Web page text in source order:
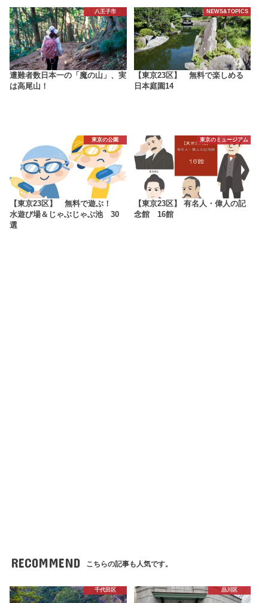
八王子市
遭難者数日本一の「魔の山」、実
は高尾山！
NEWS&TOPICS
【東京23区】 無料で楽しめる
日本庭園14
東京の公園
【東京23区】 無料で遊ぶ！
水遊び場＆じゃぶじゃぶ池 30
選
東京のミュージアム
【東京23区】 有名人・偉人の記
念館 16館
RECOMMEND こちらの記事も人気です。
千代田区 品川区